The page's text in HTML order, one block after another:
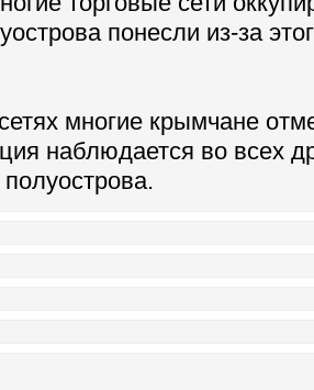
понесли из-за
многие крымчане
наблюдается во всех